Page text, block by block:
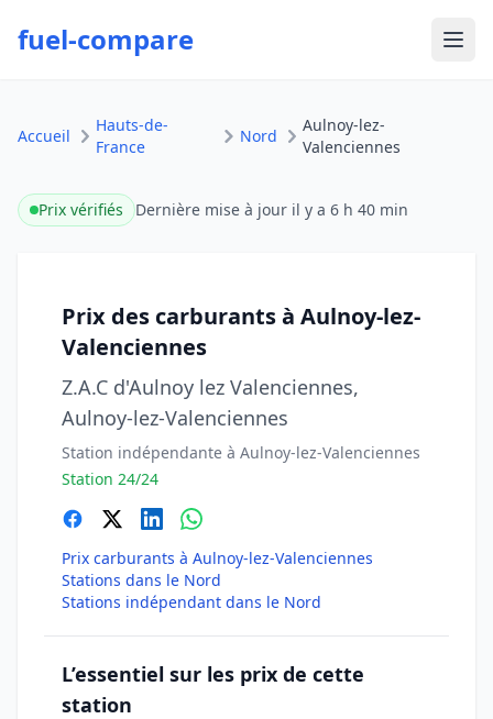
fuel-compare
Accueil
Hauts-de-
France
Nord
Aulnoy-lez-
Valenciennes
Prix vérifiés Dernière mise à jour il y a 6 h 40 min
Prix des carburants à Aulnoy-lez-
Valenciennes
Z.A.C d'Aulnoy lez Valenciennes,
Aulnoy-lez-Valenciennes
Station indépendante à Aulnoy-lez-Valenciennes
Station 24/24
Prix carburants à Aulnoy-lez-Valenciennes
Stations dans le Nord
Stations indépendant dans le Nord
L’essentiel sur les prix de cette
station